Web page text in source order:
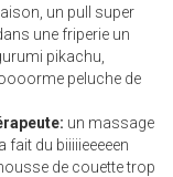
un pull super
une friperie un
pikachu,
peluche de
un massage
fait du biiiiieeeeen
de couette trop